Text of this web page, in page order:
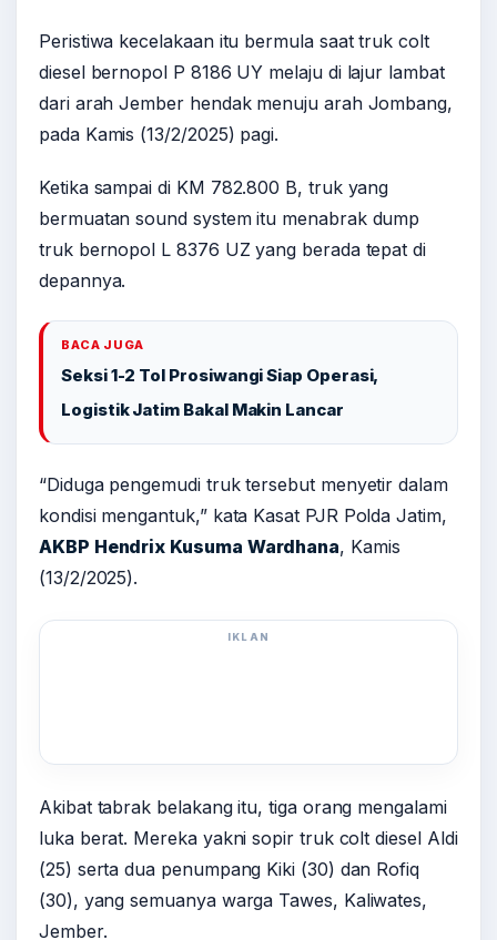
Peristiwa kecelakaan itu bermula saat truk colt
diesel bernopol P 8186 UY melaju di lajur lambat
dari arah Jember hendak menuju arah Jombang,
pada Kamis (13/2/2025) pagi.
Ketika sampai di KM 782.800 B, truk yang
bermuatan sound system itu menabrak dump
truk bernopol L 8376 UZ yang berada tepat di
depannya.
BACA JUGA
Seksi 1-2 Tol Prosiwangi Siap Operasi,
Logistik Jatim Bakal Makin Lancar
“Diduga pengemudi truk tersebut menyetir dalam
kondisi mengantuk,” kata Kasat PJR Polda Jatim,
AKBP Hendrix Kusuma Wardhana, Kamis
(13/2/2025).
IKLAN
Akibat tabrak belakang itu, tiga orang mengalami
luka berat. Mereka yakni sopir truk colt diesel Aldi
(25) serta dua penumpang Kiki (30) dan Rofiq
(30), yang semuanya warga Tawes, Kaliwates,
Jember.